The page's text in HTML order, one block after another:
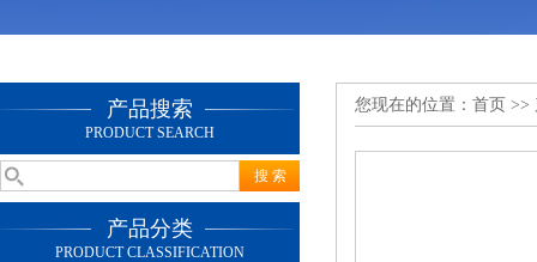
产品搜索
PRODUCT SEARCH
产品分类
PRODUCT CLASSIFICATION
您现在的位置： 首页 >>